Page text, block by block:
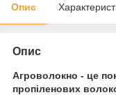
Опис
Опис
Агроволокно - це
пропіленових